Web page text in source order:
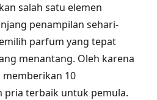
salah satu elemen
penampilan sehari-
parfum yang tepat
menantang. Oleh karena
10
pria terbaik untuk pemula.